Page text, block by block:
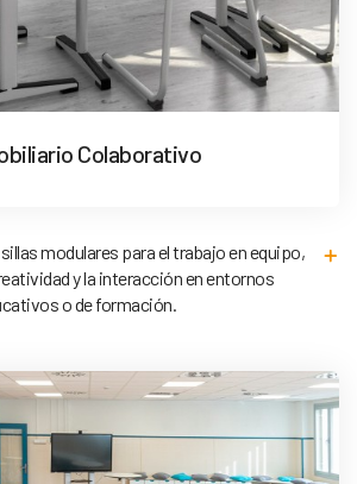
Colaborativo
modulares para el trabajo en equipo,
y la interacción en entornos
o de formación.